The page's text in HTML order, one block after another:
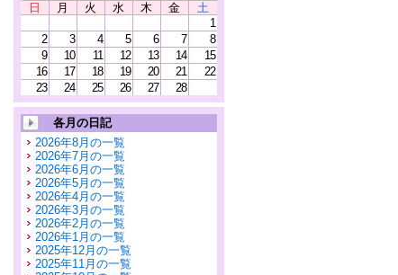
日
月 火 水 木 金
土
1
2
3 4 5 6 7
8
9
10 11 12 13 14
15
16
17 18 19 20 21
22
23
24 25 26 27 28
各月の日記
2026年8月の一覧
2026年7月の一覧
2026年6月の一覧
2026年5月の一覧
2026年4月の一覧
2026年3月の一覧
2026年2月の一覧
2026年1月の一覧
2025年12月の一覧
2025年11月の一覧